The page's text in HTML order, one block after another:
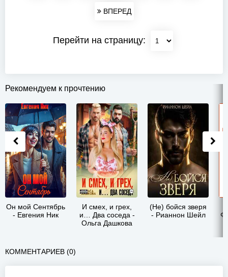
ВПЕРЕД
Перейти на страницу:
Рекомендуем к прочтению
Он мой Сентябрь
- Евгения Ник
И смех, и грех,
и… Два соседа -
Ольга Дашкова
(Не) бойся зверя
- Рианнон Шейл
КОММЕНТАРИЕВ (0)